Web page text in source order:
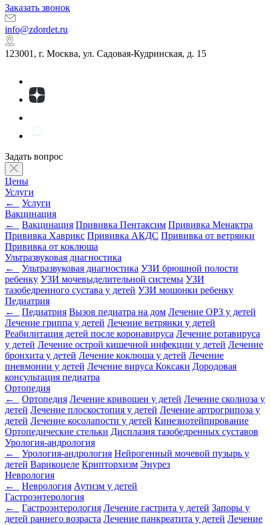
Заказать звонок
info@zdordet.ru
123001, г. Москва, ул. Садовая-Кудринская, д. 15
Задать вопрос
Цены
Услуги
←
Услуги
Вакцинация
←
Вакцинация Прививка Пентаксим Прививка Менактра
Прививка Хаврикс Прививка АКДС Прививка от ветрянки
Прививка от коклюша
Ультразвуковая диагностика
←
Ультразвуковая диагностика УЗИ брюшной полости
ребенку УЗИ мочевыделительной системы УЗИ
тазобедренного сустава у детей УЗИ мошонки ребенку
Педиатрия
←
Педиатрия Вызов педиатра на дом Лечение ОРЗ у детей
Лечение гриппа у детей Лечение ветрянки у детей
Реабилитация детей после коронавируса Лечение ротавируса
у детей Лечение острой кишечной инфекции у детей Лечение
бронхита у детей Лечение коклюша у детей Лечение
пневмонии у детей Лечение вируса Коксаки Дородовая
консультация педиатра
Ортопедия
←
Ортопедия Лечение кривошеи у детей Лечение сколиоза у
детей Лечение плоскостопия у детей Лечение артрогрипоза у
детей Лечение косолапости у детей Кинезиотейпирование
Ортопедические стельки Дисплазия тазобедренных суставов
Урология-андрология
←
Урология-андрология Нейрогенный мочевой пузырь у
детей Варикоцеле Крипторхизм Энурез
Неврология
←
Неврология Аутизм у детей
Гастроэнтерология
←
Гастроэнтерология Лечение гастрита у детей Запоры у
детей раннего возраста Лечение панкреатита у детей Лечение